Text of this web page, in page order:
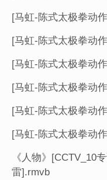
[马虹-陈式太极拳动
[马虹-陈式太极拳动
[马虹-陈式太极拳动
[马虹-陈式太极拳动
[马虹-陈式太极拳动
[马虹-陈式太极拳动
《人物》[CCTV_10
雷].rmvb